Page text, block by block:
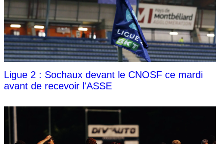
Ligue 2 : Sochaux devant le CNOSF ce mardi
avant de recevoir l'ASSE